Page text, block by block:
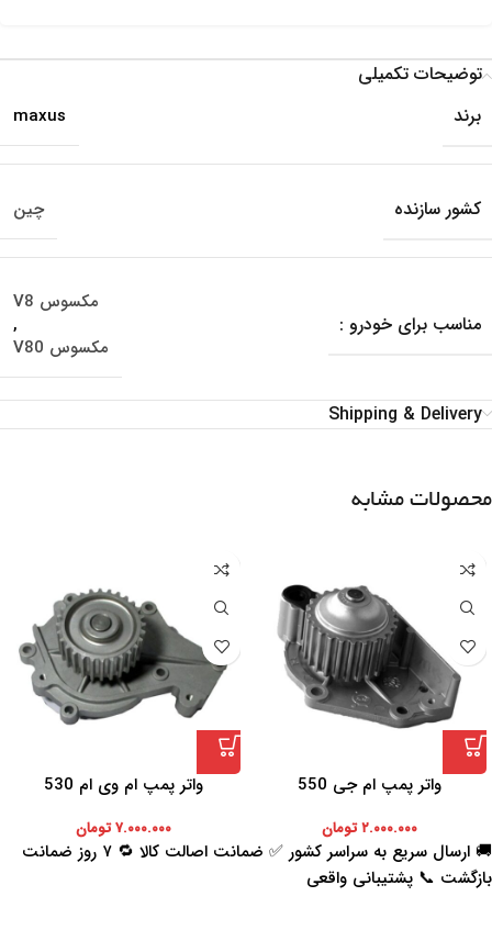
توضیحات تکمیلی
برند
maxus
کشور سازنده چین
مناسب برای خودرو :
مکسوس V8
,
مکسوس V80
Shipping & Delivery
محصولات مشابه
واتر پمپ ام جی 550
۲.۰۰۰.۰۰۰ تومان
واتر پمپ ام وی ام 530
۷.۰۰۰.۰۰۰ تومان
🚚 ارسال سریع به سراسر کشور ✅ ضمانت اصالت کالا 🔁 ۷ روز ضمانت
بازگشت 📞 پشتیبانی واقعی